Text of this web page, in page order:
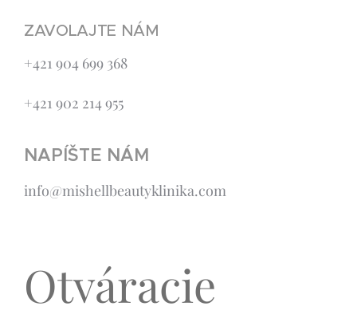
ZAVOLAJTE NÁM
+421 904 699 368
+421 902 214 955
NAPÍŠTE NÁM
info@mishellbeautyklinika.com
Otváracie